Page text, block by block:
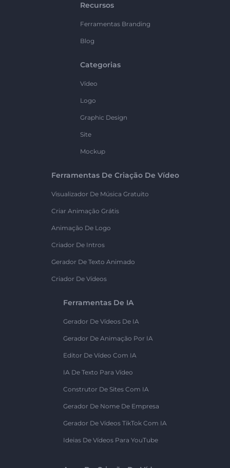
Recursos
Ferramentas Branding
Blog
Categorias
Vídeo
Logo
Graphic Design
Site
Mockup
Ferramentas De Criação De Vídeo
Visualizador De Música Gratuito
Criar Animação Grátis
Animação De Logo
Criador De Intros
Gerador De Texto Animado
Criador De Vídeos
Ferramentas De IA
Gerador De Vídeos De IA
Gerador De Animação Por IA
Editor De Vídeo Com IA
IA De Texto Para Vídeo
Construtor De Sites Com IA
Gerador De Nome De Empresa
Gerador De Vídeos TikTok Com IA
Ideias De Vídeos Para YouTube